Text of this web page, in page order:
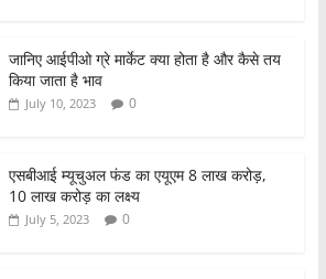
जानिए आईपीओ ग्रे मार्केट क्या होता है और कैसे तय
किया जाता है भाव
July 10, 2023 0
एसबीआई म्यूचुअल फंड का एयूएम 8 लाख करोड़,
10 लाख करोड़ का लक्ष्य
July 5, 2023 0